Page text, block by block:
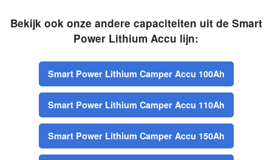
Bekijk ook onze andere capaciteiten uit de Smart
Power Lithium Accu lijn:
Smart Power Lithium Camper Accu 100Ah
Smart Power Lithium Camper Accu 110Ah
Smart Power Lithium Camper Accu 150Ah